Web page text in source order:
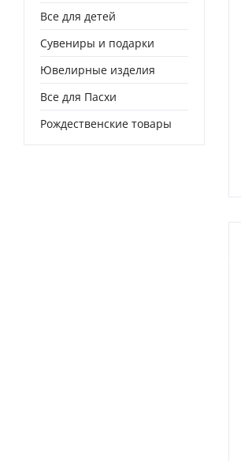
Все для детей
Сувениры и подарки
Ювелирные изделия
Все для Пасхи
Рождественские товары